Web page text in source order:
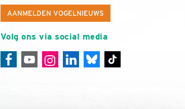
AANMELDEN VOGELNIEUWS
Volg ons via social media